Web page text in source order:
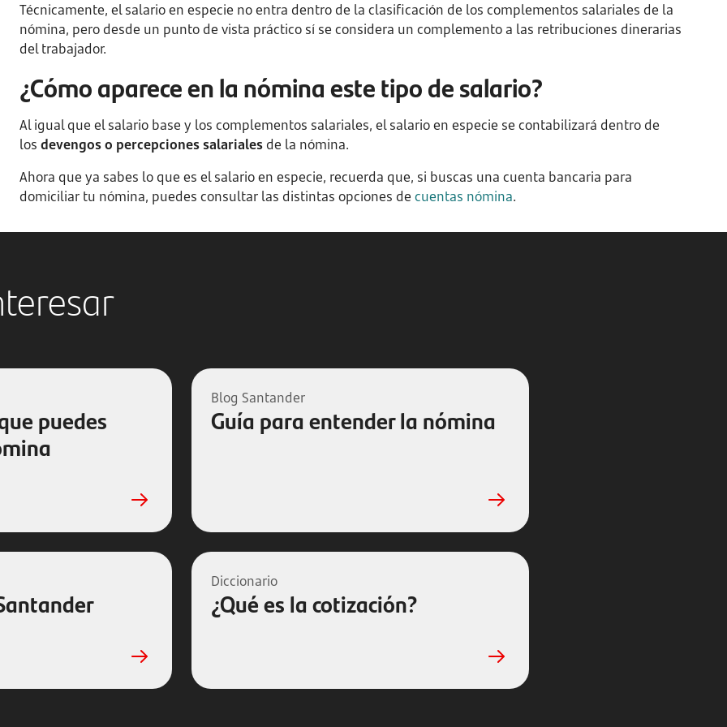
Técnicamente, el salario en especie no entra dentro de la clasificación de los complementos salariales de la
nómina, pero desde un punto de vista práctico sí se considera un complemento a las retribuciones dinerarias
del trabajador.
¿Cómo aparece en la nómina este tipo de salario?
Al igual que el salario base y los complementos salariales, el salario en especie se contabilizará dentro de
los devengos o percepciones salariales de la nómina.
Ahora que ya sabes lo que es el salario en especie, recuerda que, si buscas una cuenta bancaria para
domiciliar tu nómina, puedes consultar las distintas opciones de cuentas nómina.
puedes
Blog Santander
Guía para entender la nómina
Diccionario
¿Qué es la cotización?